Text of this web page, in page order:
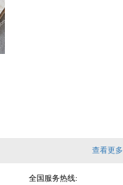
查看更多
全国服务热线: